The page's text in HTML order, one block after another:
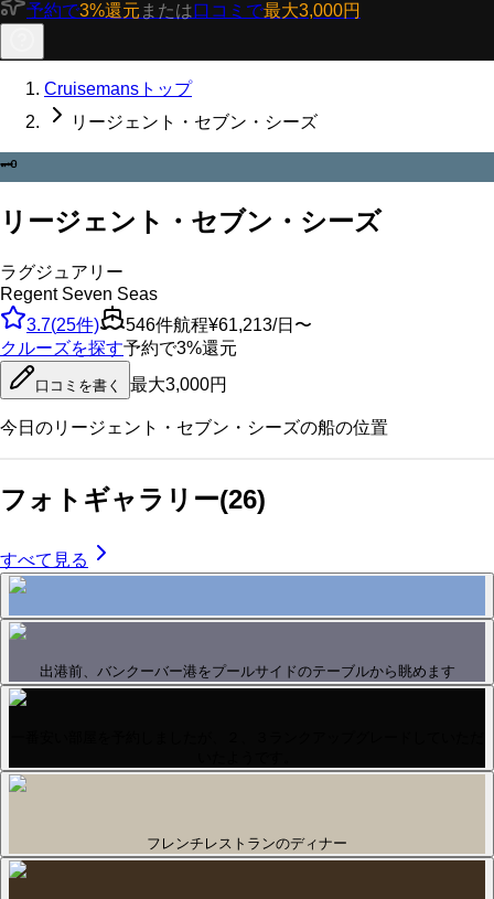
予約で3%還元 または口コミで最大3,000円
Cruisemansトップ
リージェント・セブン・シーズ
🗝️
リージェント・セブン・シーズ
ラグジュアリー
Regent Seven Seas
3.7(25件) 546件航程¥61,213/日〜
クルーズを探す予約で3%還元
口コミを書く 最大3,000円
今日のリージェント・セブン・シーズの船の位置
フォトギャラリー(26)
すべて見る
出港前、バンクーバー港をプールサイドのテーブルから眺めます
フレンチレストランのディナー